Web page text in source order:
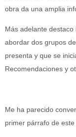
obra da una amplia
Más adelante
abordar dos grupos
presenta y que se
Recomendaciones y
Me ha parecido
primer párrafo de este